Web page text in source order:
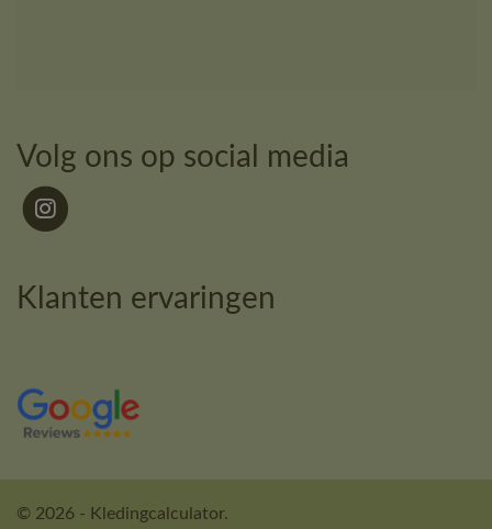
Volg ons op social media
Klanten ervaringen
© 2026 - Kledingcalculator.